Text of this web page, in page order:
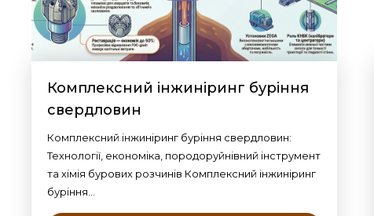
Комплексний інжиніринг буріння
свердловин
Комплексний інжиніринг буріння свердловин:
Технології, економіка, породоруйнівний інструмент
та хімія бурових розчинів Комплексний інжиніринг
буріння…